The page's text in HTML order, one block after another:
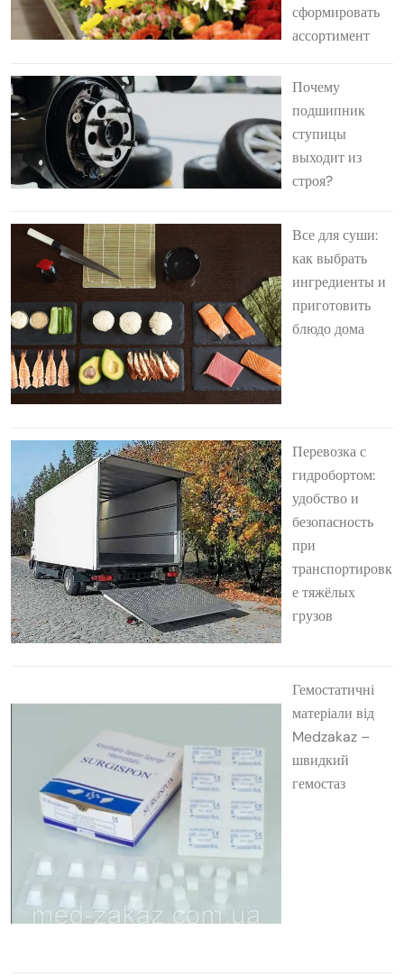
сформировать
ассортимент
Почему
подшипник
ступицы
выходит из
строя?
Все для суши:
как выбрать
ингредиенты и
приготовить
блюдо дома
Перевозка с
гидробортом:
удобство и
безопасность
при
транспортировк
е тяжёлых
грузов
Гемостатичні
матеріали від
Medzakaz –
швидкий
гемостаз